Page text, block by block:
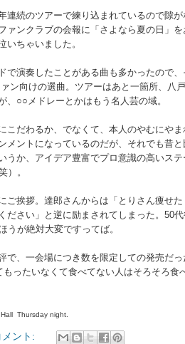
連続のツアーで練り込まれているので隙が
ァンクラブの会報に「さよなら夏の日」を
いちゃいました。
で演奏したことがある曲も多かったので
ン向けの選曲。 ツアーはあと一箇所、八
○○メドレーとかはもう名人芸の域。
こだわるか、でなくて、本人のやむにやま
メントになっているのだが、それでも昔と
か、アイデア豊富でプロ意識の高いステ
）。
ご挨拶。達郎さんからは「とりさん痩せ
ださい」と逆に励まされてしまった。50
うが絶対大変ですってば。
で、一会場につき数を限定しての発売だ
ったいなくて食べてない人はそろそろ食
Hall Thursday night.
ント: